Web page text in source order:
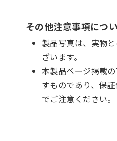
その他注意事項につ
製品写真は、実物
ざいます。
本製品ページ掲載
すものであり、保
でご注意ください。